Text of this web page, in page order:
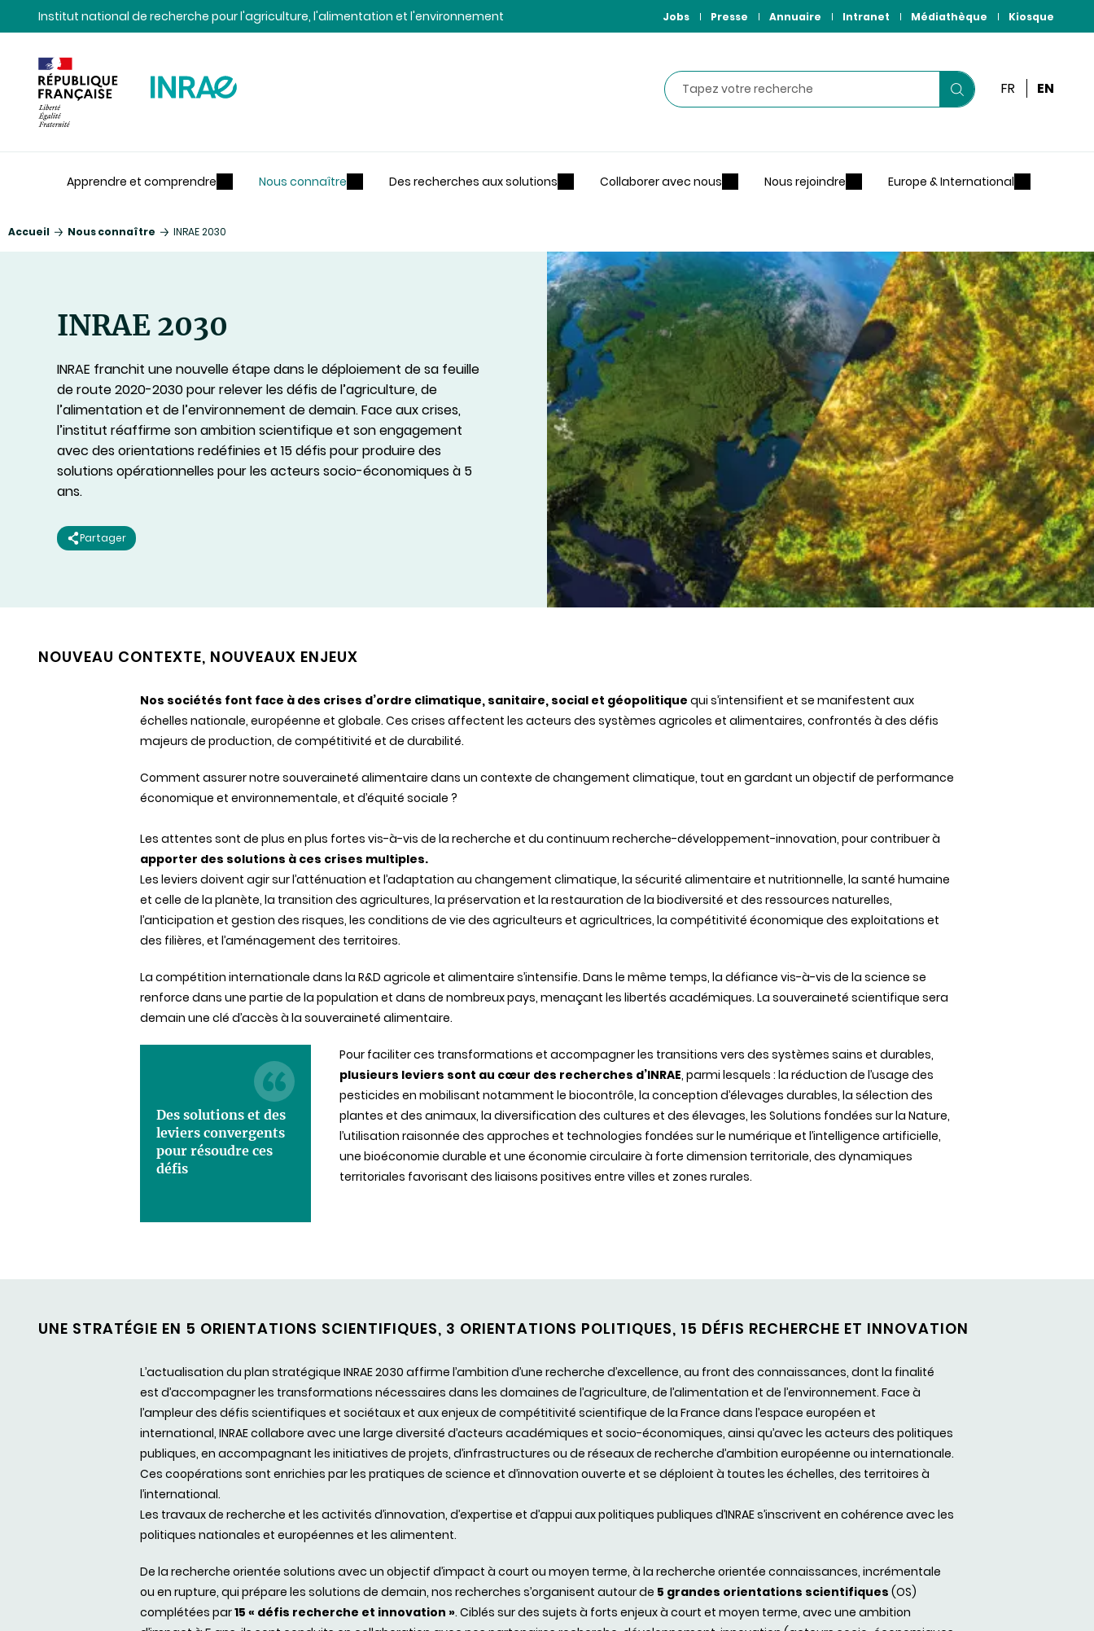
Contenu
Recherche
NavigationInstitut national de recherche pour l'agriculture, l'alimentation et l'environnement Jobs Presse Annuaire Intranet Médiathèque Kiosque
Rechercher
Lancer
FR EN
Apprendre et comprendre Nous connaître Des recherches aux solutions Collaborer avec nous Nous rejoindre Europe & International
Accueil Nous connaître INRAE 2030
INRAE 2030
INRAE franchit une nouvelle étape dans le déploiement de sa feuille
de route 2020-2030 pour relever les défis de l’agriculture, de
l’alimentation et de l’environnement de demain. Face aux crises,
l’institut réaffirme son ambition scientifique et son engagement
avec des orientations redéfinies et 15 défis pour produire des
solutions opérationnelles pour les acteurs socio-économiques à 5
ans.
Partager
NOUVEAU CONTEXTE, NOUVEAUX ENJEUX
Nos sociétés font face à des crises d’ordre climatique, sanitaire, social et géopolitique qui s’intensifient et se manifestent aux
échelles nationale, européenne et globale. Ces crises affectent les acteurs des systèmes agricoles et alimentaires, confrontés à des défis
majeurs de production, de compétitivité et de durabilité.
Comment assurer notre souveraineté alimentaire dans un contexte de changement climatique, tout en gardant un objectif de performance
économique et environnementale, et d’équité sociale ?
Les attentes sont de plus en plus fortes vis-à-vis de la recherche et du continuum recherche-développement-innovation, pour contribuer à
apporter des solutions à ces crises multiples.
Les leviers doivent agir sur l’atténuation et l’adaptation au changement climatique, la sécurité alimentaire et nutritionnelle, la santé humaine
et celle de la planète, la transition des agricultures, la préservation et la restauration de la biodiversité et des ressources naturelles,
l’anticipation et gestion des risques, les conditions de vie des agriculteurs et agricultrices, la compétitivité économique des exploitations et
des filières, et l’aménagement des territoires.
La compétition internationale dans la R&D agricole et alimentaire s’intensifie. Dans le même temps, la défiance vis-à-vis de la science se
renforce dans une partie de la population et dans de nombreux pays, menaçant les libertés académiques. La souveraineté scientifique sera
demain une clé d’accès à la souveraineté alimentaire.
Des solutions et des
leviers convergents
pour résoudre ces
défis
Pour faciliter ces transformations et accompagner les transitions vers des systèmes sains et durables,
plusieurs leviers sont au cœur des recherches d’INRAE, parmi lesquels : la réduction de l’usage des
pesticides en mobilisant notamment le biocontrôle, la conception d’élevages durables, la sélection des
plantes et des animaux, la diversification des cultures et des élevages, les Solutions fondées sur la Nature,
l’utilisation raisonnée des approches et technologies fondées sur le numérique et l’intelligence artificielle,
une bioéconomie durable et une économie circulaire à forte dimension territoriale, des dynamiques
territoriales favorisant des liaisons positives entre villes et zones rurales.
UNE STRATÉGIE EN 5 ORIENTATIONS SCIENTIFIQUES, 3 ORIENTATIONS POLITIQUES, 15 DÉFIS RECHERCHE ET INNOVATION
L’actualisation du plan stratégique INRAE 2030 affirme l’ambition d’une recherche d’excellence, au front des connaissances, dont la finalité
est d’accompagner les transformations nécessaires dans les domaines de l’agriculture, de l’alimentation et de l’environnement. Face à
l’ampleur des défis scientifiques et sociétaux et aux enjeux de compétitivité scientifique de la France dans l’espace européen et
international, INRAE collabore avec une large diversité d’acteurs académiques et socio-économiques, ainsi qu’avec les acteurs des politiques
publiques, en accompagnant les initiatives de projets, d’infrastructures ou de réseaux de recherche d’ambition européenne ou internationale.
Ces coopérations sont enrichies par les pratiques de science et d’innovation ouverte et se déploient à toutes les échelles, des territoires à
l’international.
Les travaux de recherche et les activités d’innovation, d’expertise et d’appui aux politiques publiques d’INRAE s’inscrivent en cohérence avec les
politiques nationales et européennes et les alimentent.
De la recherche orientée solutions avec un objectif d’impact à court ou moyen terme, à la recherche orientée connaissances, incrémentale
ou en rupture, qui prépare les solutions de demain, nos recherches s’organisent autour de 5 grandes orientations scientifiques (OS)
complétées par15 « défis recherche et innovation ». Ciblés sur des sujets à forts enjeux à court et moyen terme, avec une ambition